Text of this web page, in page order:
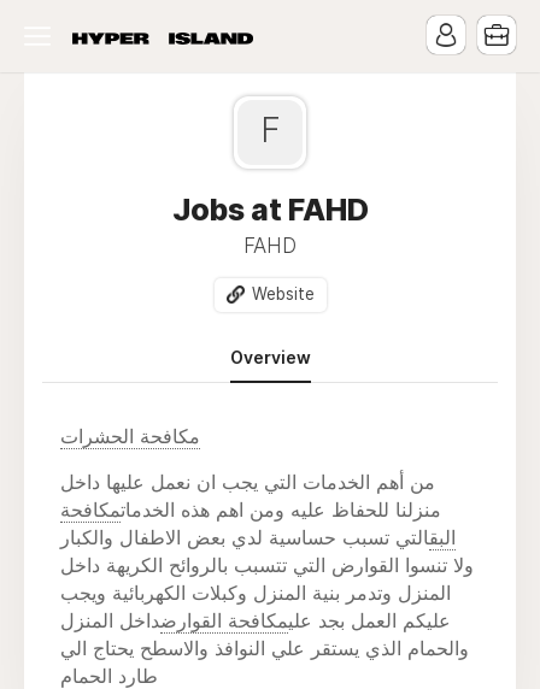
F
Jobs at FAHD
FAHD
Website
Overview
مكافحة الحشرات
من أهم الخدمات التي يجب ان نعمل عليها داخل
منزلنا للحفاظ عليه ومن اهم هذه الخدماتمكافحة
البقالتي تسبب حساسية لدي بعض الاطفال والكبار
ولا تنسوا القوارض التي تتسبب بالروائح الكريهة داخل
المنزل وتدمر بنية المنزل وكبلات الكهربائية ويجب
عليكم العمل بجد عليمكافحة القوارضداخل المنزل
والحمام الذي يستقر علي النوافذ والاسطح يحتاج الي
طارد الحمام